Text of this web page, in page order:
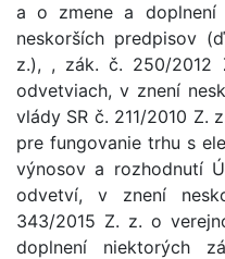
a o zmene a doplnení
neskorších predpisov
z.), , zák. č. 250/2012
odvetviach, v znení
vlády SR č. 211/2010 Z.
pre fungovanie trhu s
výnosov a rozhodnutí
odvetví, v znení
343/2015 Z. z. o
doplnení niektorých